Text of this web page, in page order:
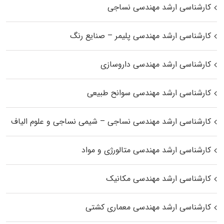
کارشناسی ارشد مهندسی نساجی
کارشناسی ارشد مهندسی پلیمر – صنایع رنگ
کارشناسی ارشد مهندسی داروسازی
کارشناسی ارشد مهندسی سوانح طبیعی
کارشناسی ارشد مهندسی نساجی – شیمی نساجی و علوم الیاف
کارشناسی ارشد مهندسی متالورژی و مواد
کارشناسی ارشد مهندسی مکانیک
کارشناسی ارشد مهندسی معماری کشتی